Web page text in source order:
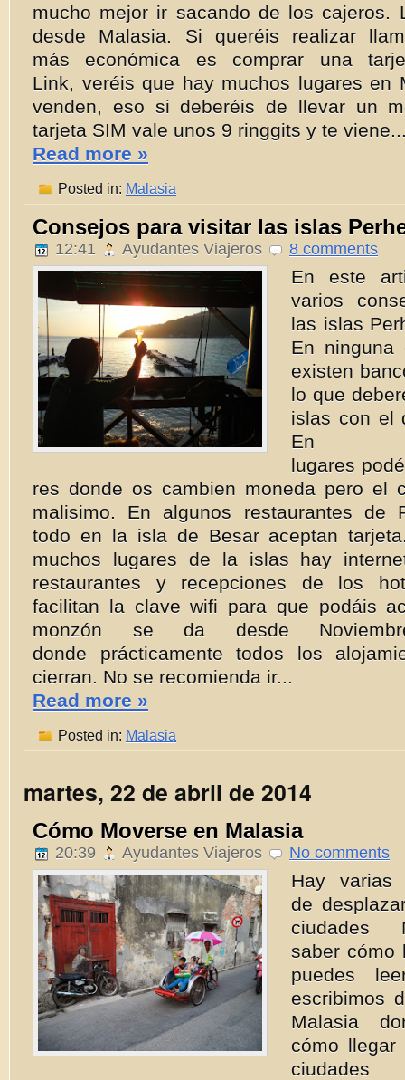
mucho mejor ir sacando de los cajeros.
desde Malasia. Si queréis realizar
más económica es comprar una
Link, veréis que hay muchos lugares en
venden, eso si deberéis de llevar un
tarjeta SIM vale unos 9 ringgits y te
Read more »
Posted in: Malasia
Consejos para visitar las islas
12:41 Ayudantes Viajeros 8 comments
En este
varios
las islas
En
existen
lo que
islas con el
En
lugares
res donde os cambien moneda pero el
malisimo. En algunos restaurantes de
todo en la isla de Besar aceptan
muchos lugares de la islas hay
restaurantes y recepciones de los
facilitan la clave wifi para que podáis
monzón se da desde
donde prácticamente todos los
cierran. No se recomienda ir...
Read more »
Posted in: Malasia
martes, 22 de abril de 2014
Cómo Moverse en Malasia
20:39 Ayudantes Viajeros No comments
Hay varias
de
ciudades
saber cómo
puedes
escribimos
Malasia
cómo llegar